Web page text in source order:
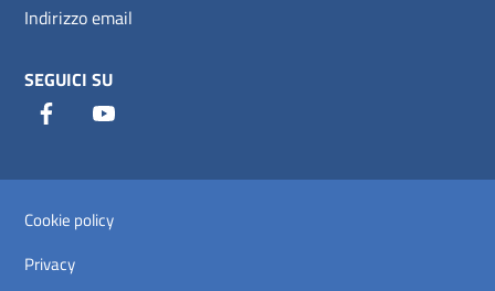
Indirizzo email
SEGUICI SU
Facebook
Cookie policy
Privacy